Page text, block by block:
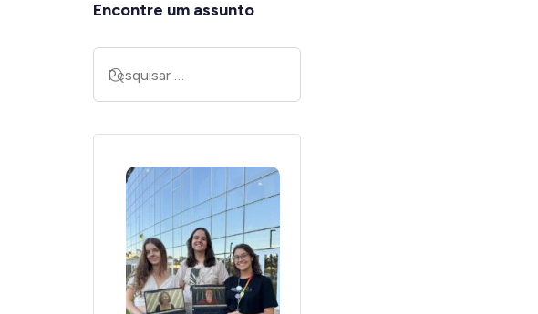
Encontre um assunto